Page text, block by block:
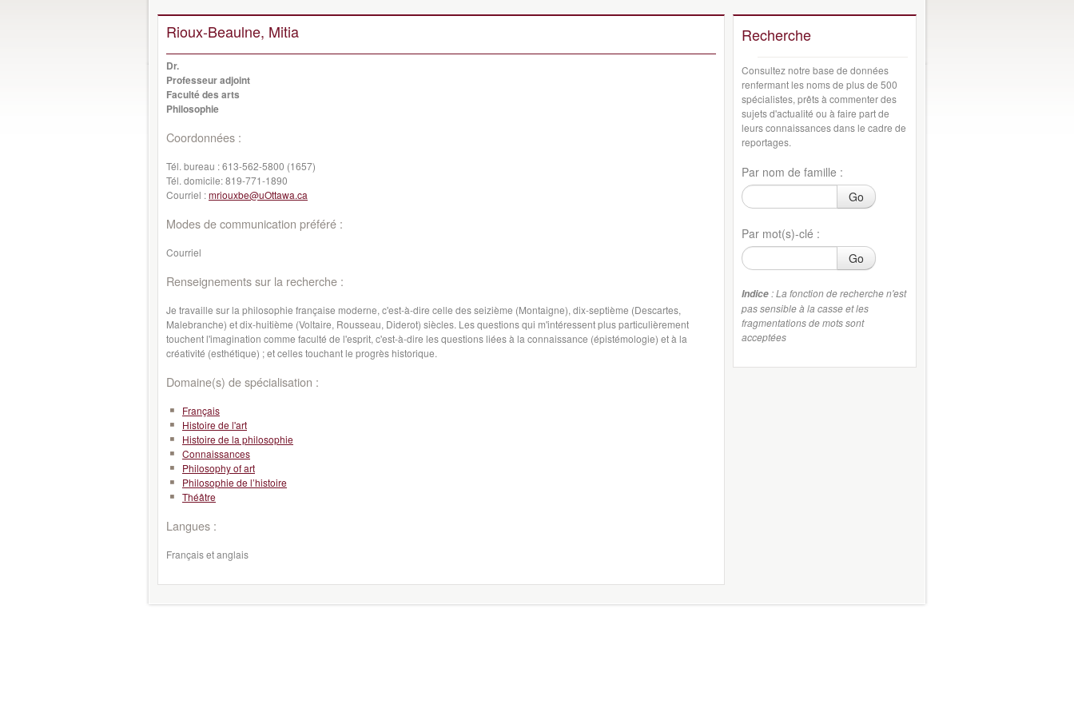
Rioux-Beaulne, Mitia
Dr.
Professeur adjoint
Faculté des arts
Philosophie
Coordonnées :
Tél. bureau :613-562-5800 (1657)
Tél. domicile:819-771-1890
Courriel :mriouxbe@uOttawa.ca
Modes de communication préféré :
Courriel
Renseignements sur la recherche :
Je travaille sur la philosophie française moderne, c'est-à-dire celle des seizième (Montaigne), dix-septième (Descartes,
Malebranche) et dix-huitième (Voltaire, Rousseau, Diderot) siècles. Les questions qui m'intéressent plus particulièrement
touchent l'imagination comme faculté de l'esprit, c'est-à-dire les questions liées à la connaissance (épistémologie) et à la
créativité (esthétique) ; et celles touchant le progrès historique.
Domaine(s) de spécialisation :
Français
Histoire de l'art
Histoire de la philosophie
Connaissances
Philosophy of art
Philosophie de l’histoire
Théâtre
Langues :
Français et anglais
Recherche
Consultez notre base de données
renfermant les noms de plus de 500
spécialistes, prêts à commenter des
sujets d'actualité ou à faire part de
leurs connaissances dans le cadre de
reportages.
Par nom de famille :
Go
Par mot(s)-clé :
Go
Indice : La fonction de recherche n'est
pas sensible à la casse et les
fragmentations de mots sont
acceptées